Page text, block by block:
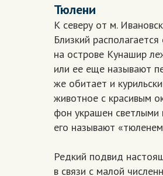
Тюлени
К северу от м.
Близкий
на острове Кунашир
или ее еще называют
же обитает и
животное с красивым
фон украшен светлыми
его называют
Редкий подвид
в связи с малой